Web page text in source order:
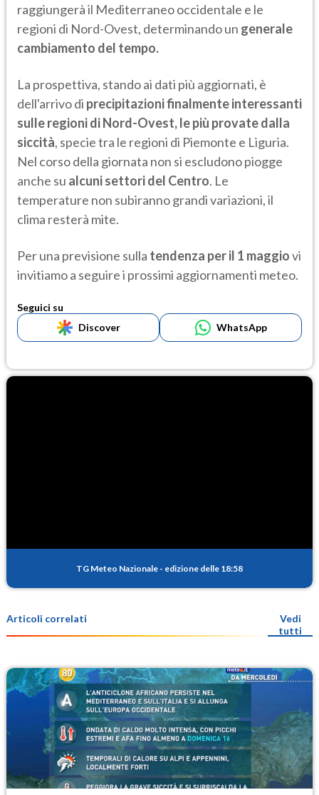
raggiungerà il Mediterraneo occidentale e le
regioni di Nord-Ovest, determinando un generale
cambiamento del tempo.
La prospettiva, stando ai dati più aggiornati, è
dell'arrivo di precipitazioni finalmente interessanti
sulle regioni di Nord-Ovest, le più provate dalla
siccità, specie tra le regioni di Piemonte e Liguria.
Nel corso della giornata non si escludono piogge
anche su alcuni settori del Centro. Le
temperature non subiranno grandi variazioni, il
clima resterà mite.
Per una previsione sulla tendenza per il 1 maggiovi
invitiamo a seguire i prossimi aggiornamenti meteo.
Seguici su
Discover
WhatsApp
TG Meteo Nazionale - edizione delle 18:58
Articoli correlati
Vedi
tutti